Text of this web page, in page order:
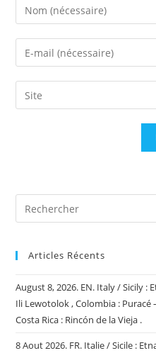
Enter
your
name
comment
Enter
your
email
address
Saisir
l’URL
Articles Récents
August 8, 2026. EN. Italy / Sicily :
Ili Lewotolok , Colombia : Puracé
Costa Rica : Rincón de la Vieja .
8 Aout 2026. FR. Italie / Sicile :